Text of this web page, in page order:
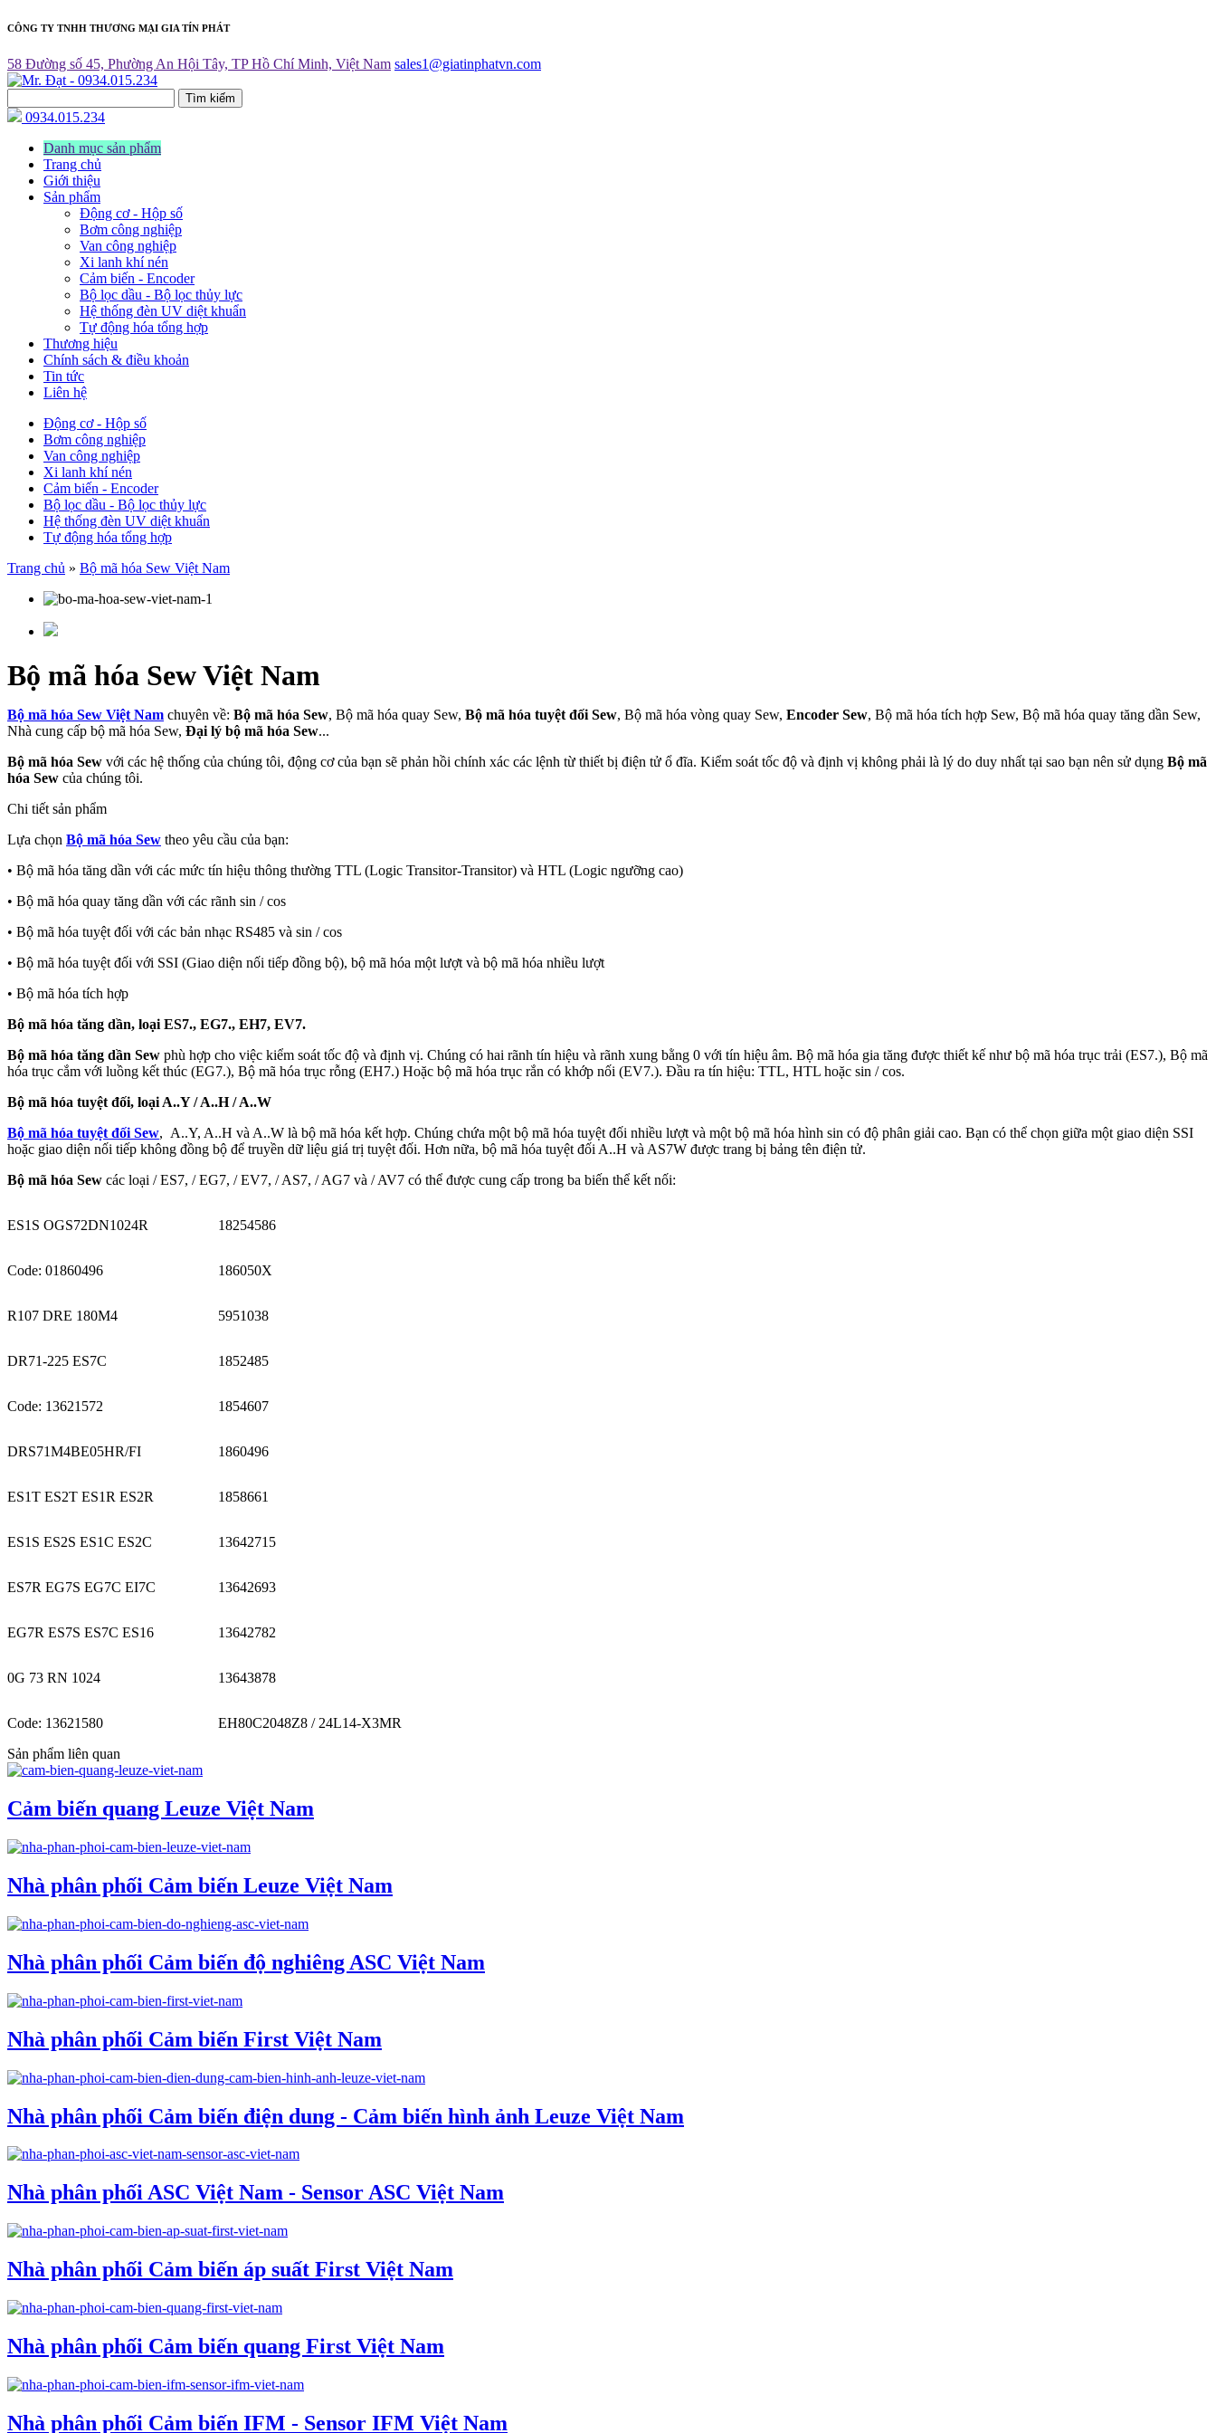
CÔNG TY TNHH THƯƠNG MẠI GIA TÍN PHÁT
58 Đường số 45, Phường An Hội Tây, TP Hồ Chí Minh, Việt Nam sales1@giatinphatvn.com
Tìm kiếm
0934.015.234
Danh mục sản phẩm
Trang chủ
Giới thiệu
Sản phẩm
Động cơ - Hộp số
Bơm công nghiệp
Van công nghiệp
Xi lanh khí nén
Cảm biến - Encoder
Bộ lọc dầu - Bộ lọc thủy lực
Hệ thống đèn UV diệt khuẩn
Tự động hóa tổng hợp
Thương hiệu
Chính sách & điều khoản
Tin tức
Liên hệ
Động cơ - Hộp số
Bơm công nghiệp
Van công nghiệp
Xi lanh khí nén
Cảm biến - Encoder
Bộ lọc dầu - Bộ lọc thủy lực
Hệ thống đèn UV diệt khuẩn
Tự động hóa tổng hợp
Trang chủ » Bộ mã hóa Sew Việt Nam
Bộ mã hóa Sew Việt Nam
Bộ mã hóa Sew Việt Nam chuyên về: Bộ mã hóa Sew, Bộ mã hóa quay Sew, Bộ mã hóa tuyệt đối Sew, Bộ mã hóa vòng quay Sew, Encoder Sew, Bộ mã hóa tích hợp Sew, Bộ mã hóa quay tăng dần Sew,
Nhà cung cấp bộ mã hóa Sew, Đại lý bộ mã hóa Sew...
Bộ mã hóa Sew với các hệ thống của chúng tôi, động cơ của bạn sẽ phản hồi chính xác các lệnh từ thiết bị điện tử ổ đĩa. Kiểm soát tốc độ và định vị không phải là lý do duy nhất tại sao bạn nên sử dụng Bộ mã
hóa Sew của chúng tôi.
Chi tiết sản phẩm
Lựa chọn Bộ mã hóa Sew theo yêu cầu của bạn:
• Bộ mã hóa tăng dần với các mức tín hiệu thông thường TTL (Logic Transitor-Transitor) và HTL (Logic ngưỡng cao)
• Bộ mã hóa quay tăng dần với các rãnh sin / cos
• Bộ mã hóa tuyệt đối với các bản nhạc RS485 và sin / cos
• Bộ mã hóa tuyệt đối với SSI (Giao diện nối tiếp đồng bộ), bộ mã hóa một lượt và bộ mã hóa nhiều lượt
• Bộ mã hóa tích hợp
Bộ mã hóa tăng dần, loại ES7., EG7., EH7, EV7.
Bộ mã hóa tăng dần Sew phù hợp cho việc kiểm soát tốc độ và định vị. Chúng có hai rãnh tín hiệu và rãnh xung bằng 0 với tín hiệu âm. Bộ mã hóa gia tăng được thiết kế như bộ mã hóa trục trải (ES7.), Bộ mã
hóa trục cắm với luồng kết thúc (EG7.), Bộ mã hóa trục rỗng (EH7.) Hoặc bộ mã hóa trục rắn có khớp nối (EV7.). Đầu ra tín hiệu: TTL, HTL hoặc sin / cos.
Bộ mã hóa tuyệt đối, loại A..Y / A..H / A..W
Bộ mã hóa tuyệt đối Sew, A..Y, A..H và A..W là bộ mã hóa kết hợp. Chúng chứa một bộ mã hóa tuyệt đối nhiều lượt và một bộ mã hóa hình sin có độ phân giải cao. Bạn có thể chọn giữa một giao diện SSI
hoặc giao diện nối tiếp không đồng bộ để truyền dữ liệu giá trị tuyệt đối. Hơn nữa, bộ mã hóa tuyệt đối A..H và AS7W được trang bị bảng tên điện tử.
Bộ mã hóa Sew các loại / ES7, / EG7, / EV7, / AS7, / AG7 và / AV7 có thể được cung cấp trong ba biến thể kết nối:
ES1S OGS72DN1024R 18254586
Code: 01860496 186050X
R107 DRE 180M4 5951038
DR71-225 ES7C 1852485
Code: 13621572 1854607
DRS71M4BE05HR/FI 1860496
ES1T ES2T ES1R ES2R 1858661
ES1S ES2S ES1C ES2C 13642715
ES7R EG7S EG7C EI7C 13642693
EG7R ES7S ES7C ES16 13642782
0G 73 RN 1024 13643878
Code: 13621580
EH80C2048Z8 / 24L14-X3MR
Sản phẩm liên quan
Cảm biến quang Leuze Việt Nam
Nhà phân phối Cảm biến Leuze Việt Nam
Nhà phân phối Cảm biến độ nghiêng ASC Việt Nam
Nhà phân phối Cảm biến First Việt Nam
Nhà phân phối Cảm biến điện dung - Cảm biến hình ảnh Leuze Việt Nam
Nhà phân phối ASC Việt Nam - Sensor ASC Việt Nam
Nhà phân phối Cảm biến áp suất First Việt Nam
Nhà phân phối Cảm biến quang First Việt Nam
Nhà phân phối Cảm biến IFM - Sensor IFM Việt Nam